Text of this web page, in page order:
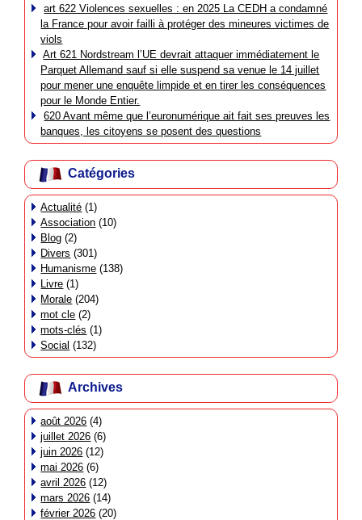
art 622 Violences sexuelles : en 2025 La CEDH a condamné
la France pour avoir failli à protéger des mineures victimes de
viols
Art 621 Nordstream l’UE devrait attaquer immédiatement le
Parquet Allemand sauf si elle suspend sa venue le 14 juillet
pour mener une enquête limpide et en tirer les conséquences
pour le Monde Entier.
620 Avant même que l’euronumérique ait fait ses preuves les
banques, les citoyens se posent des questions
Catégories
Actualité (1)
Association (10)
Blog (2)
Divers (301)
Humanisme (138)
Livre (1)
Morale (204)
mot cle (2)
mots-clés (1)
Social (132)
Archives
août 2026 (4)
juillet 2026 (6)
juin 2026 (12)
mai 2026 (6)
avril 2026 (12)
mars 2026 (14)
février 2026 (20)